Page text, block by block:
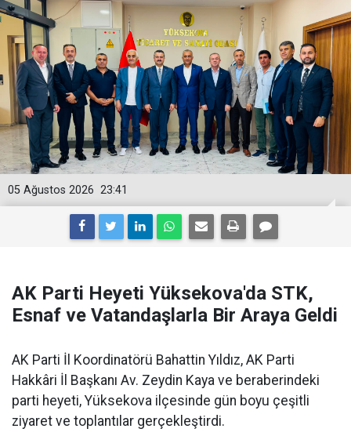
23:41
05 Ağustos 2026
AK Parti Heyeti Yüksekova'da STK,
Esnaf ve Vatandaşlarla Bir Araya Geldi
AK Parti İl Koordinatörü Bahattin Yıldız, AK Parti
Hakkâri İl Başkanı Av. Zeydin Kaya ve beraberindeki
parti heyeti, Yüksekova ilçesinde gün boyu çeşitli
ziyaret ve toplantılar gerçekleştirdi.